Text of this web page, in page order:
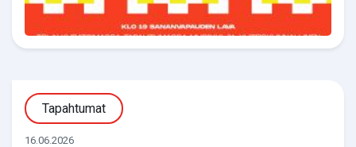
Tapahtumat
16.06.2026